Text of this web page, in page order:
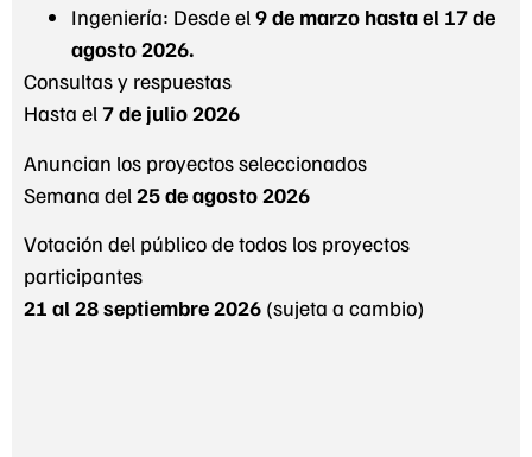
Ingeniería: Desde el 9 de marzo hasta el 17 de
agosto 2026.
Consultas y respuestas
Hasta el 7 de julio 2026
Anuncian los proyectos seleccionados
Semana del 25 de agosto 2026
Votación del público de todos los proyectos
participantes
21 al 28 septiembre 2026 (sujeta a cambio)